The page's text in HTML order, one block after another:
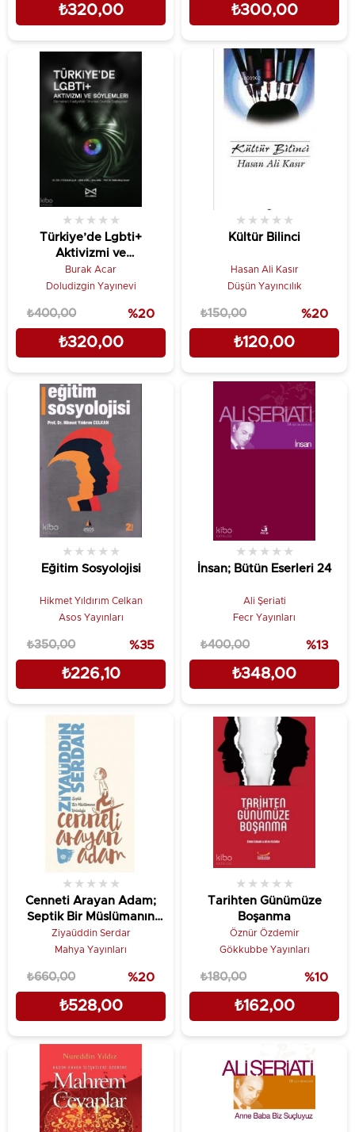
₺320,00 ₺300,00
Türkiye’de Lgbti+
Aktivizmi ve
Söylemleri;Dernekler,
Faaliyetler, Finansal
★ ★ ★ ★ ★
Burak Acar
Doludizgin Yayınevi
₺320,00
₺400,00 %20
Kültür Bilinci
★ ★ ★ ★ ★
Hasan Ali Kasır
Düşün Yayıncılık
₺120,00
₺150,00 %20
Eğitim Sosyolojisi
★ ★ ★ ★ ★
Hikmet Yıldırım Celkan
Asos Yayınları
₺226,10
₺350,00 %35
İnsan; Bütün Eserleri 24
★ ★ ★ ★ ★
Ali Şeriati
Fecr Yayınları
₺348,00
₺400,00 %13
Cenneti Arayan Adam;
Septik Bir Müslümanın
Yolculuğu
★ ★ ★ ★ ★
Ziyaüddin Serdar
Mahya Yayınları
₺528,00
₺660,00 %20
Tarihten Günümüze
Boşanma
★ ★ ★ ★ ★
Öznür Özdemir
Gökkubbe Yayınları
₺162,00
₺180,00 %10